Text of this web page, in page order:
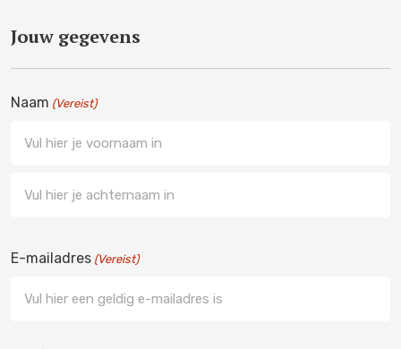
Jouw gegevens
Naam (Vereist)
E-mailadres (Vereist)